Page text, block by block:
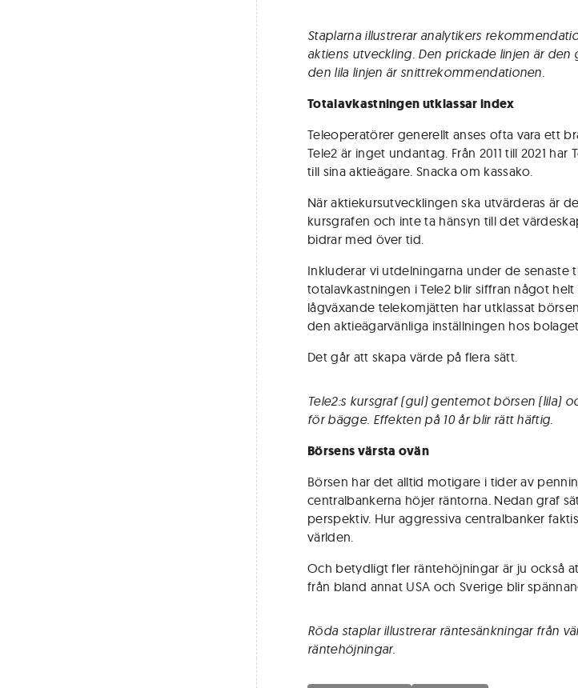
Staplarna illustrerar analytikers
aktiens utveckling. Den prickade linjen är
den lila linjen är snittrekommendationen.
Totalavkastningen utklassar index
Teleoperatörer generellt anses ofta vara ett
Tele2 är inget undantag. Från 2011 till 2021
till sina aktieägare. Snacka om kassako.
När aktiekursutvecklingen ska utvärderas är
kursgrafen och inte ta hänsyn till det
bidrar med över tid.
Inkluderar vi utdelningarna under de senaste
totalavkastningen i Tele2 blir siffran något
lågväxande telekomjätten har utklassat
den aktieägarvänliga inställningen hos
Det går att skapa värde på flera sätt.
Tele2:s kursgraf (gul) gentemot börsen (lila)
för bägge. Effekten på 10 år blir rätt häftig.
Börsens värsta ovän
Börsen har det alltid motigare i tider av
centralbankerna höjer räntorna. Nedan graf
perspektiv. Hur aggressiva centralbanker
världen.
Och betydligt fler räntehöjningar är ju också
från bland annat USA och Sverige blir
Röda staplar illustrerar räntesänkningar från
räntehöjningar.